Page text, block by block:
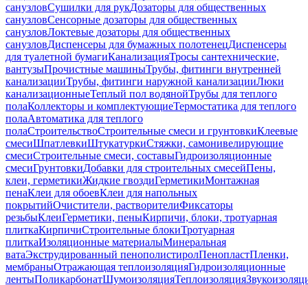
санузловСушилки для рукДозаторы для общественных
санузловСенсорные дозаторы для общественных
санузловЛоктевые дозаторы для общественных
санузловДиспенсеры для бумажных полотенецДиспенсеры
для туалетной бумагиКанализацияТросы сантехнические,
вантузыПрочистные машиныТрубы, фитинги внутренней
канализацииТрубы, фитинги наружной канализацииЛюки
канализационныеТеплый пол водянойТрубы для теплого
полаКоллекторы и комплектующиеТермостатика для теплого
полаАвтоматика для теплого
полаСтроительствоСтроительные смеси и грунтовкиКлеевые
смесиШпатлевкиШтукатуркиСтяжки, самонивелирующие
смесиСтроительные смеси, составыГидроизоляционные
смесиГрунтовкиДобавки для строительных смесейПены,
клеи, герметикиЖидкие гвоздиГерметикиМонтажная
пенаКлеи для обоевКлеи для напольных
покрытийОчистители, растворителиФиксаторы
резьбыКлеиГерметики, пеныКирпичи, блоки, тротуарная
плиткаКирпичиСтроительные блокиТротуарная
плиткаИзоляционные материалыМинеральная
ватаЭкструдированный пенополистиролПенопластПленки,
мембраныОтражающая теплоизоляцияГидроизоляционные
лентыПоликарбонатШумоизоляцияТеплоизоляция